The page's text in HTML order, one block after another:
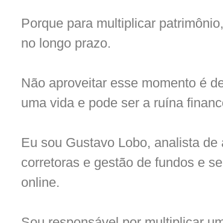
Porque para multiplicar
no longo prazo.
Não aproveitar esse momento é
uma vida e pode ser a ruína
Eu sou Gustavo Lobo, analista
corretoras e gestão de fundos e
online.